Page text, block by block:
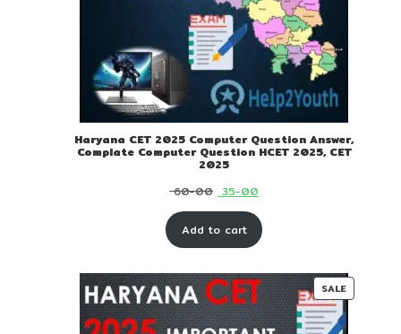
Haryana CET 2025 Computer Question Answer,
Complate Computer Question HCET 2025, CET
2025
60-00 Original
price
was:
00.
35-00Current
price
is:
00.
Add to cart
SALE
ON